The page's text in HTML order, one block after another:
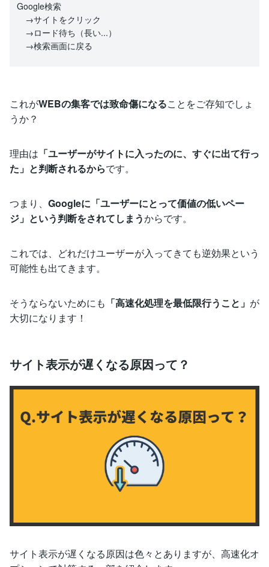
Google検索
→サイトをクリック
→ロード待ち（長い...）
→検索画面に戻る
これがWEBの集客では致命傷になることをご存知でしょ
うか？
理由は 「ユーザーがサイトに入ったのに、すぐに出て行っ
た」と判断されるからです。
つまり、 Googleに「ユーザーにとって価値の低いペー
ジ」という判断をされてしまうからです。
これでは、どれだけユーザーが入ってきても逆効果という
可能性も出てきます。
そうならないためにも 「高速化処理を最低限行うこと」 が
大切になります！
サイト表示が遅くなる原因って？
サイト表示が遅くなる原因は色々とありますが、高速化オ